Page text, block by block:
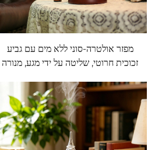
מפזר אולטרה-סוני ללא מים עם גביע
זכוכית חרוטי, שליטה על ידי מגע, מנורה
מעץ מוצק כהה